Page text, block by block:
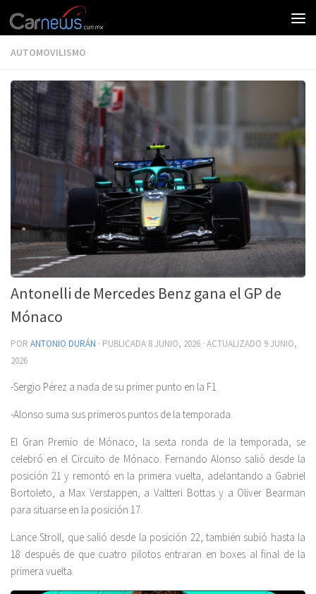
AUTOMOVILISMO
Antonelli de Mercedes Benz gana el GP de
Mónaco
POR ANTONIO DURÁN · PUBLICADA 8 JUNIO, 2026 · ACTUALIZADO 9 JUNIO,
2026
-Sergio Pérez a nada de su primer punto en la F1.
-Alonso suma sus primeros puntos de la temporada.
El Gran Premio de Mónaco, la sexta ronda de la temporada, se
celebró en el Circuito de Mónaco. Fernando Alonso salió desde la
posición 21 y remontó en la primera vuelta, adelantando a Gabriel
Bortoleto, a Max Verstappen, a Valtteri Bottas y a Oliver Bearman
para situarse en la posición 17.
Lance Stroll, que salió desde la posición 22, también subió hasta la
18 después de que cuatro pilotos entraran en boxes al final de la
primera vuelta.